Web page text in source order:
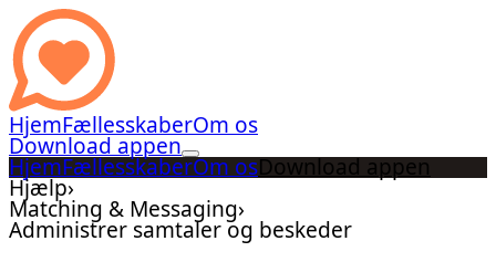
HjemFællesskaberOm os
Download appen
HjemFællesskaberOm osDownload appen
Hjælp›
Matching & Messaging›
Administrer samtaler og beskeder